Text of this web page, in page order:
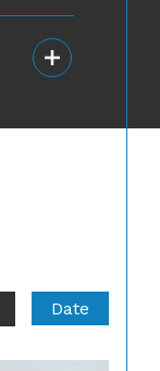
Date